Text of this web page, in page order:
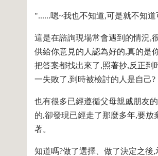
"......嗯~我也不知道,可是就不知
這是在諮詢現場常會遇到的情況,
供給你意見的人認為好的,真的是
把答案都找出來了,照著抄,反正
一失敗了,到時被檢討的人是自己?
也有很多已經遵循父母親戚朋友
的,卻發現已經走了那麼多年,要
著。
知道嗎?做了選擇、做了決定之